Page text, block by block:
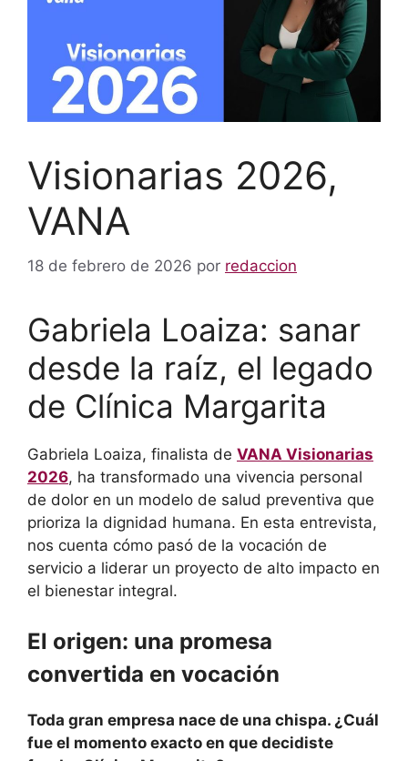
Visionarias 2026,
VANA
18 de febrero de 2026 por redaccion
Gabriela Loaiza: sanar
desde la raíz, el legado
de Clínica Margarita
Gabriela Loaiza, finalista de VANA Visionarias
2026, ha transformado una vivencia personal
de dolor en un modelo de salud preventiva que
prioriza la dignidad humana. En esta entrevista,
nos cuenta cómo pasó de la vocación de
servicio a liderar un proyecto de alto impacto en
el bienestar integral.
El origen: una promesa
convertida en vocación
Toda gran empresa nace de una chispa. ¿Cuál
fue el momento exacto en que decidiste